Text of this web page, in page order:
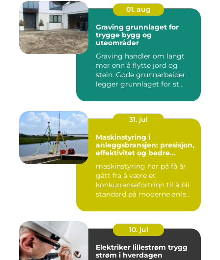
01. aug
Graving grunnlaget for
trygge bygg og
uteområder
Graving handler om langt
mer enn å flytte jord og
stein. Gode grunnarbeider
legger grunnlaget for st...
31. jul
Maskinstyring i
anleggsbransjen: presisjon,
effektivitet og bedre
maskinstyring har på få år
gått fra å være et
konkurransefortrinn til å bli
standard på moderne anle...
10. jul
Elektriker lillestrøm trygg
strøm i hverdagen